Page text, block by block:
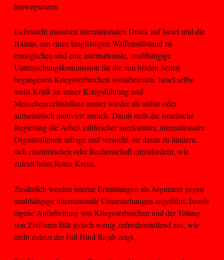
hinwegsetzen.
Es braucht massiven internationalen Druck auf Israel und die
Hamas, um einen langfristigen Waffenstillstand zu
ermöglichen und eine internationale, unabhängige
Untersuchungskommission für die von beiden Seiten
begangenen Kriegsverbrechen vorzubereiten. Israel selbst
weist Kritik an seiner Kriegsführung und
Menschenrechtsbilanz immer wieder als unfair oder
antisemitisch motiviert zurück. Damit stellt die israelische
Regierung die Arbeit zahlreicher anerkannter, internationaler
Organisationen infrage und versucht, sie daran zu hindern,
sich einzumischen oder Rechenschaft einzufordern, wie
zuletzt beim Roten Kreuz.
Zusätzlich werden interne Ermittlungen als Argument gegen
unabhängige internationale Untersuchungen angeführt. Israels
eigene Aufarbeitung von Kriegsverbrechen und der Tötung
von Zivilisten fällt jedoch wenig zufriedenstellend aus, wie
nicht zuletzt der Fall Hind Rajab zeigt.